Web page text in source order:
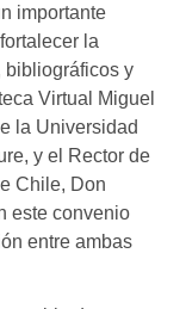
importante
la
bibliográficos y
Virtual Miguel
la Universidad
y el Rector de
Chile, Don
este convenio
entre ambas